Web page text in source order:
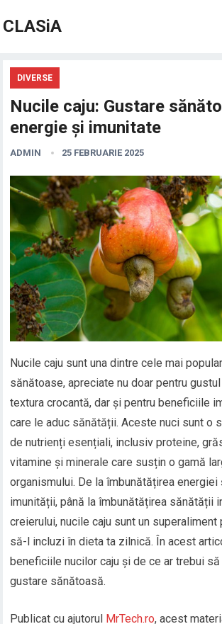
CLASiA
DIVERSE
Nucile caju: Gustare
energie și imunitate
ADMIN 25 FEBRUARIE 2025
Nucile caju sunt una dintre cele mai
sănătoase, apreciate nu doar pentru
textura crocantă, dar și pentru beneficiile
care le aduc sănătății. Aceste nuci sunt o
de nutrienți esențiali, inclusiv proteine,
vitamine și minerale care susțin o gamă
organismului. De la îmbunătățirea energiei
imunității, până la îmbunătățirea sănătății
creierului, nucile caju sunt un superaliment
să-l incluzi în dieta ta zilnică. În acest
beneficiile nucilor caju și de ce ar trebui
gustare sănătoasă.
Publicat cu ajutorul MrTech.ro, acest